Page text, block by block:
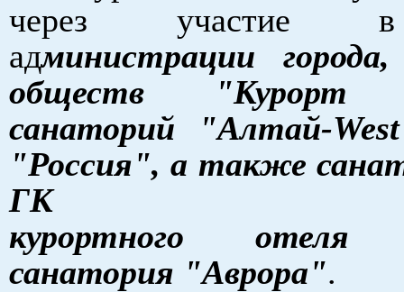
через участие в
администрации
обществ "Курорт
санаторий "Алтай-
"Россия", а также
ГК
курортного отеля
санатория "Аврора".